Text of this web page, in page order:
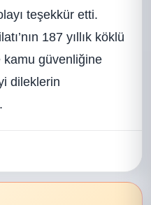
teşekkür etti.
187 yıllık köklü
güvenliğine
dileklerin